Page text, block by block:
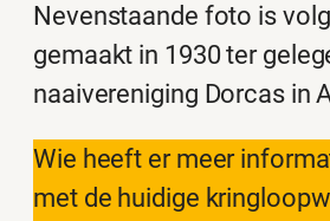
Nevenstaande foto is
gemaakt in 1930 ter
naaivereniging Dorcas in
Wie heeft er meer
met de huidige